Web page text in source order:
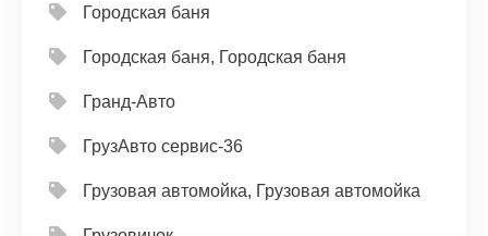
Городская баня
Городская баня, Городская баня
Гранд-Авто
ГрузАвто сервис-36
Грузовая автомойка, Грузовая автомойка